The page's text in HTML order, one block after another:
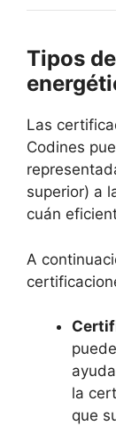
Tipos
Las
Codines
superior) a
cuán
A
la
que